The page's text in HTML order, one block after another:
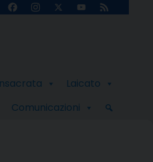
FacebookInstagram
X
YouTube
Feed
Laicato
Comunicazioni